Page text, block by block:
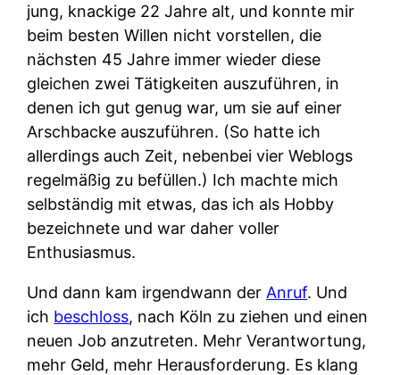
jung, knackige 22 Jahre alt, und konnte mir
beim besten Willen nicht vorstellen, die
nächsten 45 Jahre immer wieder diese
gleichen zwei Tätigkeiten auszuführen, in
denen ich gut genug war, um sie auf einer
Arschbacke auszuführen. (So hatte ich
allerdings auch Zeit, nebenbei vier Weblogs
regelmäßig zu befüllen.) Ich machte mich
selbständig mit etwas, das ich als Hobby
bezeichnete und war daher voller
Enthusiasmus.
Und dann kam irgendwann der Anruf. Und
ich beschloss, nach Köln zu ziehen und einen
neuen Job anzutreten. Mehr Verantwortung,
mehr Geld, mehr Herausforderung. Es klang